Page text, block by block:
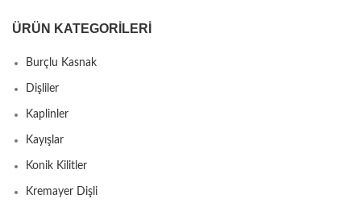
ÜRÜN KATEGORILERI
Burçlu Kasnak
Dişliler
Kaplinler
Kayışlar
Konik Kilitler
Kremayer Dişli